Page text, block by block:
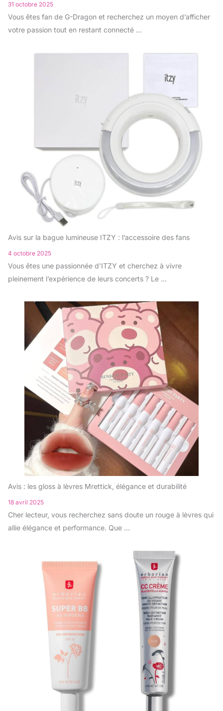
31 octobre 2025
Vous êtes fan de G-Dragon et recherchez un moyen d’afficher
votre passion tout en restant connecté ...
Avis sur la bague lumineuse ITZY : l’accessoire des fans
4 octobre 2025
Vous êtes une passionnée d’ITZY et cherchez à vivre
pleinement l’expérience de leurs concerts ? Le ...
Avis : les gloss à lèvres Mrettick, élégance et durabilité
18 avril 2025
Cher lecteur, vous recherchez sans doute un rouge à lèvres qui
allie élégance et performance. Que ...